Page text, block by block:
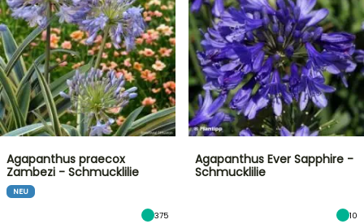
Agapanthus praecox
Zambezi - Schmucklilie
NEU
375
Agapanthus Ever Sapphire -
Schmucklilie
10